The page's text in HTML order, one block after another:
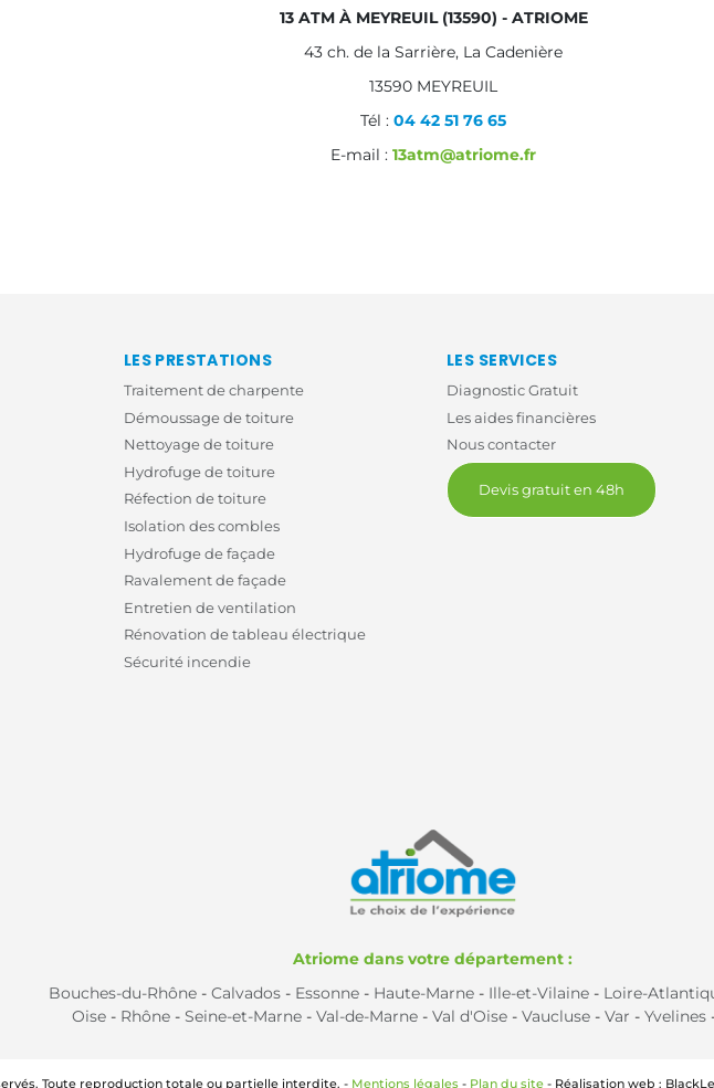
13 ATM À MEYREUIL (13590) - ATRIOME
43 ch. de la Sarrière, La Cadenière
13590 MEYREUIL
Tél : 04 42 51 76 65
E-mail : 13atm@atriome.fr
LES PRESTATIONS
Traitement de charpente
Démoussage de toiture
Nettoyage de toiture
Hydrofuge de toiture
Réfection de toiture
Isolation des combles
Hydrofuge de façade
Ravalement de façade
Entretien de ventilation
Rénovation de tableau électrique
Sécurité incendie
LES SERVICES
Diagnostic Gratuit
Les aides financières
Nous contacter
Devis gratuit en 48h
Atriome dans votre département :
Bouches-du-Rhône -Calvados - Essonne - Haute-Marne - Ille-et-Vilaine - Loire-
Oise- Rhône- Seine-et-Marne- Val-de-Marne- Val d'Oise- Vaucluse- Var - Yvelines
Toute reproduction totale ou partielle interdite. - Mentions légales - Plan du site - Réalisation web :